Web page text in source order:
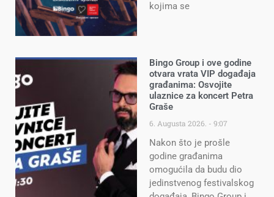
kojima se
Bingo Group i ove godine
otvara vrata VIP događaja
građanima: Osvojite
ulaznice za koncert Petra
Graše
6. Augusta 2026. 9:07
Nakon što je prošle
godine građanima
omogućila da budu dio
jedinstvenog festivalskog